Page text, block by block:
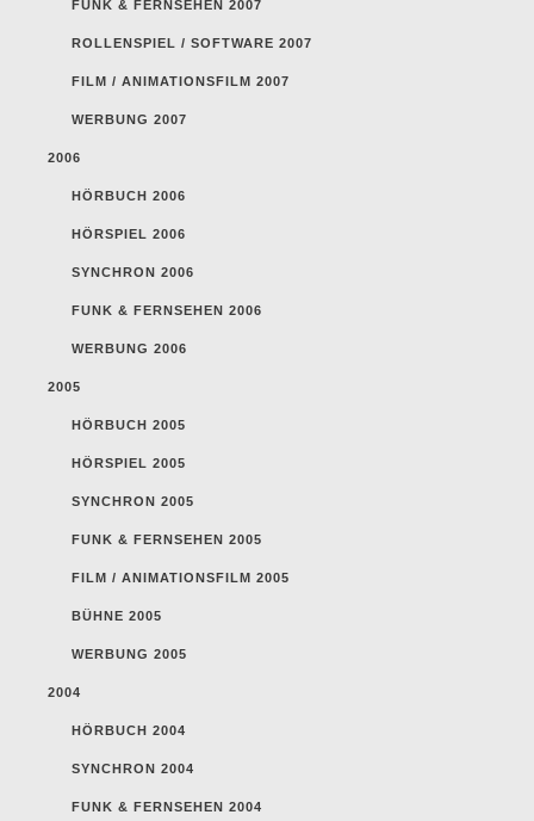
FUNK & FERNSEHEN 2007
ROLLENSPIEL / SOFTWARE 2007
FILM / ANIMATIONSFILM 2007
WERBUNG 2007
2006
HÖRBUCH 2006
HÖRSPIEL 2006
SYNCHRON 2006
FUNK & FERNSEHEN 2006
WERBUNG 2006
2005
HÖRBUCH 2005
HÖRSPIEL 2005
SYNCHRON 2005
FUNK & FERNSEHEN 2005
FILM / ANIMATIONSFILM 2005
BÜHNE 2005
WERBUNG 2005
2004
HÖRBUCH 2004
SYNCHRON 2004
FUNK & FERNSEHEN 2004